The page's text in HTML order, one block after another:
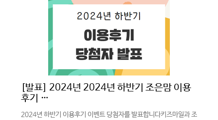
[발표] 2024년 2024년 하반기 조은맘 이용
후기 …
2024년 하반기 이용후기 이벤트 당첨자를 발표합니다키즈마일과 조